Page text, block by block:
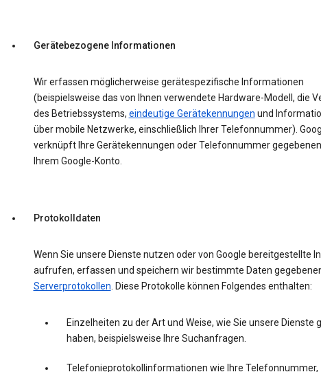
Gerätebezogene Informationen
Wir erfassen möglicherweise gerätespezifische Informationen
(beispielsweise das von Ihnen verwendete Hardware-Modell, die
des Betriebssystems, eindeutige Gerätekennungen und
über mobile Netzwerke, einschließlich Ihrer Telefonnummer).
verknüpft Ihre Gerätekennungen oder Telefonnummer
Ihrem Google-Konto.
Protokolldaten
Wenn Sie unsere Dienste nutzen oder von Google bereitgestellte
aufrufen, erfassen und speichern wir bestimmte Daten
Serverprotokollen. Diese Protokolle können Folgendes enthalten:
Einzelheiten zu der Art und Weise, wie Sie unsere Dienste
haben, beispielsweise Ihre Suchanfragen.
Telefonieprotokollinformationen wie Ihre Telefonnummer,